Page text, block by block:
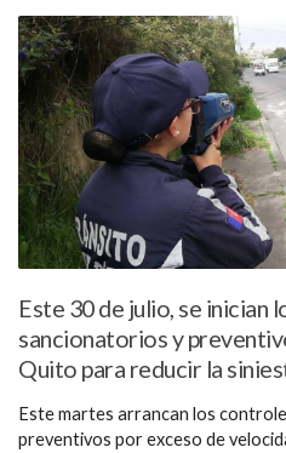
Este 30 de julio, se inician
sancionatorios y
Quito para reducir la
Este martes arrancan los
preventivos por exceso de